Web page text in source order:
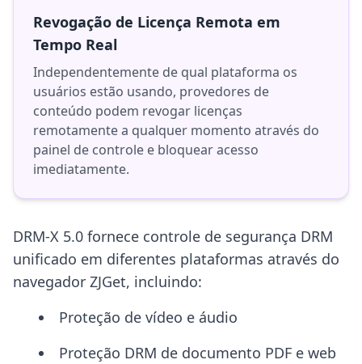
Revogação de Licença Remota em
Tempo Real
Independentemente de qual plataforma os
usuários estão usando, provedores de
conteúdo podem revogar licenças
remotamente a qualquer momento através do
painel de controle e bloquear acesso
imediatamente.
DRM-X 5.0 fornece controle de segurança DRM
unificado em diferentes plataformas através do
navegador ZJGet, incluindo:
Proteção de vídeo e áudio
Proteção DRM de documento PDF e web